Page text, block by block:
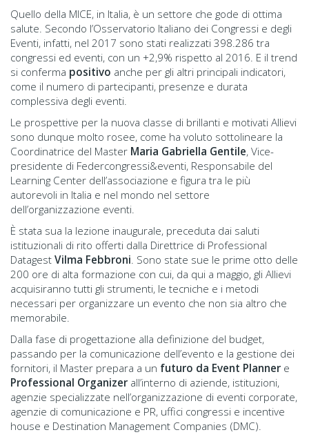
Quello della MICE, in Italia, è un settore che gode di ottima
salute. Secondo l’Osservatorio Italiano dei Congressi e degli
Eventi, infatti, nel 2017 sono stati realizzati 398.286 tra
congressi ed eventi, con un +2,9% rispetto al 2016. E il trend
si conferma positivo anche per gli altri principali indicatori,
come il numero di partecipanti, presenze e durata
complessiva degli eventi.
Le prospettive per la nuova classe di brillanti e motivati Allievi
sono dunque molto rosee, come ha voluto sottolineare la
Coordinatrice del Master Maria Gabriella Gentile, Vice-
presidente di Federcongressi&eventi, Responsabile del
Learning Center dell’associazione e figura tra le più
autorevoli in Italia e nel mondo nel settore
dell’organizzazione eventi.
È stata sua la lezione inaugurale, preceduta dai saluti
istituzionali di rito offerti dalla Direttrice di Professional
Datagest Vilma Febbroni . Sono state sue le prime otto delle
200 ore di alta formazione con cui, da qui a maggio, gli Allievi
acquisiranno tutti gli strumenti, le tecniche e i metodi
necessari per organizzare un evento che non sia altro che
memorabile.
Dalla fase di progettazione alla definizione del budget,
passando per la comunicazione dell’evento e la gestione dei
fornitori, il Master prepara a un futuro da Event Planner e
Professional Organizer all’interno di aziende, istituzioni,
agenzie specializzate nell’organizzazione di eventi corporate,
agenzie di comunicazione e PR, uffici congressi e incentive
house e Destination Management Companies (DMC).